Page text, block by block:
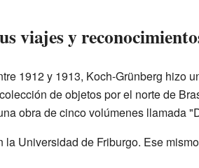
viajes y
1912 y 1913, Koch-Grünberg hizo
de objetos por el norte de
obra de cinco volúmenes llamada
Universidad de Friburgo. Ese